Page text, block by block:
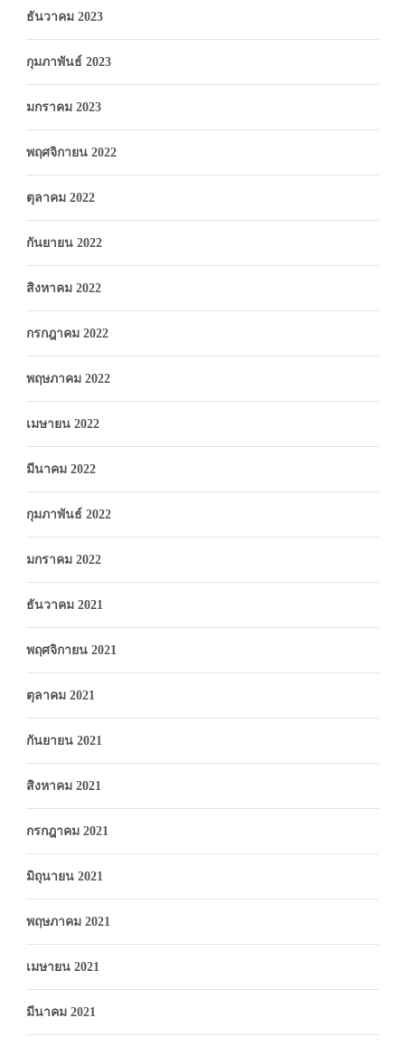
ธันวาคม 2023
กุมภาพันธ์ 2023
มกราคม 2023
พฤศจิกายน 2022
ตุลาคม 2022
กันยายน 2022
สิงหาคม 2022
กรกฎาคม 2022
พฤษภาคม 2022
เมษายน 2022
มีนาคม 2022
กุมภาพันธ์ 2022
มกราคม 2022
ธันวาคม 2021
พฤศจิกายน 2021
ตุลาคม 2021
กันยายน 2021
สิงหาคม 2021
กรกฎาคม 2021
มิถุนายน 2021
พฤษภาคม 2021
เมษายน 2021
มีนาคม 2021